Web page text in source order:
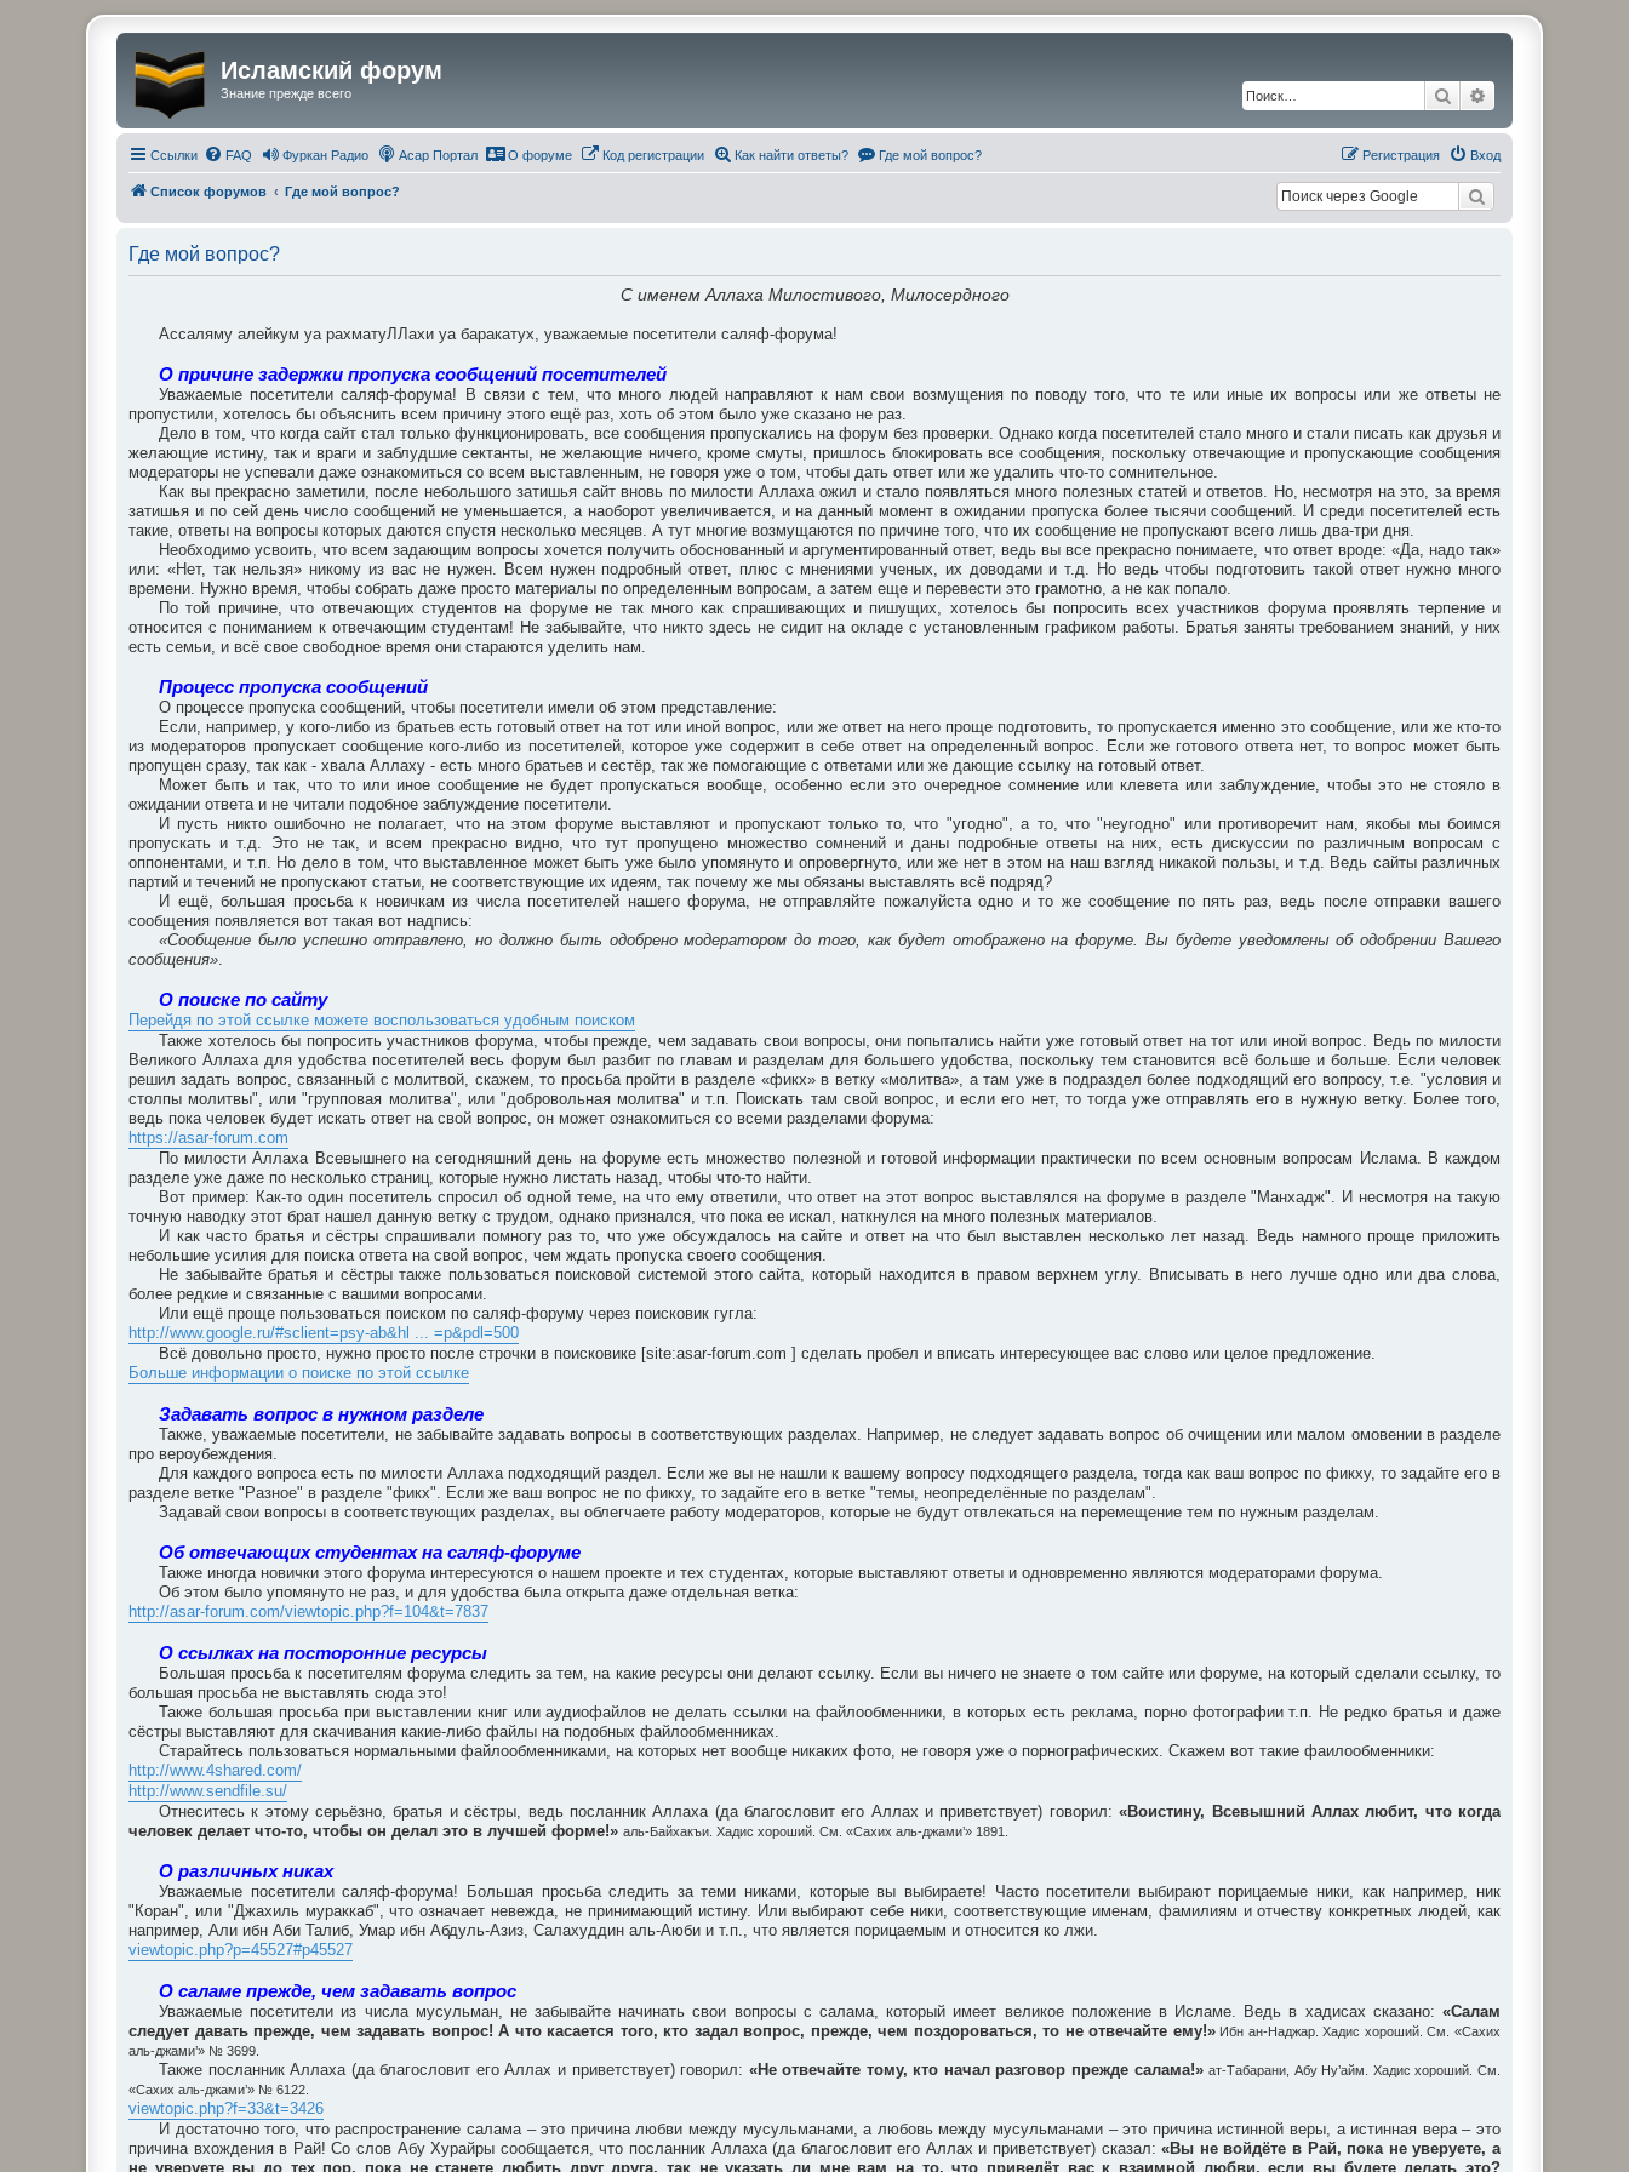
Исламский форум
Знание прежде всего Поиск
Ссылки FAQ Фуркан Радио Асар Портал О форуме Код регистрации Как найти ответы? Где мой вопрос? Вход
Регистрация
Список форумов Где мой вопрос?
Где мой вопрос?
С именем Аллаха Милостивого, Милосердного
Ассаляму алейкум уа рахматуЛЛахи уа баракатух, уважаемые посетители саляф-форума!
О причине задержки пропуска сообщений посетителей
Уважаемые посетители саляф-форума! В связи с тем, что много людей направляют к нам свои возмущения по поводу того, что те или иные их вопросы или же ответы не
пропустили, хотелось бы объяснить всем причину этого ещё раз, хоть об этом было уже сказано не раз.
Дело в том, что когда сайт стал только функционировать, все сообщения пропускались на форум без проверки. Однако когда посетителей стало много и стали писать как друзья и
желающие истину, так и враги и заблудшие сектанты, не желающие ничего, кроме смуты, пришлось блокировать все сообщения, поскольку отвечающие и пропускающие сообщения
модераторы не успевали даже ознакомиться со всем выставленным, не говоря уже о том, чтобы дать ответ или же удалить что-то сомнительное.
Как вы прекрасно заметили, после небольшого затишья сайт вновь по милости Аллаха ожил и стало появляться много полезных статей и ответов. Но, несмотря на это, за время
затишья и по сей день число сообщений не уменьшается, а наоборот увеличивается, и на данный момент в ожидании пропуска более тысячи сообщений. И среди посетителей есть
такие, ответы на вопросы которых даются спустя несколько месяцев. А тут многие возмущаются по причине того, что их сообщение не пропускают всего лишь два-три дня.
Необходимо усвоить, что всем задающим вопросы хочется получить обоснованный и аргументированный ответ, ведь вы все прекрасно понимаете, что ответ вроде: «Да, надо так»
или: «Нет, так нельзя» никому из вас не нужен. Всем нужен подробный ответ, плюс с мнениями ученых, их доводами и т.д. Но ведь чтобы подготовить такой ответ нужно много
времени. Нужно время, чтобы собрать даже просто материалы по определенным вопросам, а затем еще и перевести это грамотно, а не как попало.
По той причине, что отвечающих студентов на форуме не так много как спрашивающих и пишущих, хотелось бы попросить всех участников форума проявлять терпение и
относится с пониманием к отвечающим студентам! Не забывайте, что никто здесь не сидит на окладе с установленным графиком работы. Братья заняты требованием знаний, у них
есть семьи, и всё свое свободное время они стараются уделить нам.
Процесс пропуска сообщений
О процессе пропуска сообщений, чтобы посетители имели об этом представление:
Если, например, у кого-либо из братьев есть готовый ответ на тот или иной вопрос, или же ответ на него проще подготовить, то пропускается именно это сообщение, или же кто-то
из модераторов пропускает сообщение кого-либо из посетителей, которое уже содержит в себе ответ на определенный вопрос. Если же готового ответа нет, то вопрос может быть
пропущен сразу, так как - хвала Аллаху - есть много братьев и сестёр, так же помогающие с ответами или же дающие ссылку на готовый ответ.
Может быть и так, что то или иное сообщение не будет пропускаться вообще, особенно если это очередное сомнение или клевета или заблуждение, чтобы это не стояло в
ожидании ответа и не читали подобное заблуждение посетители.
И пусть никто ошибочно не полагает, что на этом форуме выставляют и пропускают только то, что "угодно", а то, что "неугодно" или противоречит нам, якобы мы боимся
пропускать и т.д. Это не так, и всем прекрасно видно, что тут пропущено множество сомнений и даны подробные ответы на них, есть дискуссии по различным вопросам с
оппонентами, и т.п. Но дело в том, что выставленное может быть уже было упомянуто и опровергнуто, или же нет в этом на наш взгляд никакой пользы, и т.д. Ведь сайты различных
партий и течений не пропускают статьи, не соответствующие их идеям, так почему же мы обязаны выставлять всё подряд?
И ещё, большая просьба к новичкам из числа посетителей нашего форума, не отправляйте пожалуйста одно и то же сообщение по пять раз, ведь после отправки вашего
сообщения появляется вот такая вот надпись:
«Сообщение было успешно отправлено, но должно быть одобрено модератором до того, как будет отображено на форуме. Вы будете уведомлены об одобрении Вашего
сообщения»
О поиске по сайту
Перейдя по этой ссылке можете воспользоваться удобным поиском
Также хотелось бы попросить участников форума, чтобы прежде, чем задавать свои вопросы, они попытались найти уже готовый ответ на тот или иной вопрос. Ведь по милости
Великого Аллаха для удобства посетителей весь форум был разбит по главам и разделам для большего удобства, поскольку тем становится всё больше и больше. Если человек
решил задать вопрос, связанный с молитвой, скажем, то просьба пройти в разделе «фикх» в ветку «молитва», а там уже в подраздел более подходящий его вопросу, т.е. "условия и
столпы молитвы", или "групповая молитва", или "добровольная молитва" и т.п. Поискать там свой вопрос, и если его нет, то тогда уже отправлять его в нужную ветку. Более того,
ведь пока человек будет искать ответ на свой вопрос, он может ознакомиться со всеми разделами форума:
https://asar-forum.com
По милости Аллаха Всевышнего на сегодняшний день на форуме есть множество полезной и готовой информации практически по всем основным вопросам Ислама. В каждом
разделе уже даже по несколько страниц, которые нужно листать назад, чтобы что-то найти.
Вот пример: Как-то один посетитель спросил об одной теме, на что ему ответили, что ответ на этот вопрос выставлялся на форуме в разделе "Манхадж". И несмотря на такую
точную наводку этот брат нашел данную ветку с трудом, однако признался, что пока ее искал, наткнулся на много полезных материалов.
И как часто братья и сёстры спрашивали помногу раз то, что уже обсуждалось на сайте и ответ на что был выставлен несколько лет назад. Ведь намного проще приложить
небольшие усилия для поиска ответа на свой вопрос, чем ждать пропуска своего сообщения.
Не забывайте братья и сёстры также пользоваться поисковой системой этого сайта, который находится в правом верхнем углу. Вписывать в него лучше одно или два слова,
более редкие и связанные с вашими вопросами.
Или ещё проще пользоваться поиском по саляф-форуму через поисковик гугла:
http://www.google.ru/#sclient=psy-ab&hl ... =p&pdl=500
Всё довольно просто, нужно просто после строчки в поисковике [site:asar-forum.com ] сделать пробел и вписать интересующее вас слово или целое предложение.
Больше информации о поиске по этой ссылке
Задавать вопрос в нужном разделе
Также, уважаемые посетители, не забывайте задавать вопросы в соответствующих разделах. Например, не следует задавать вопрос об очищении или малом омовении в разделе
про вероубеждения.
Для каждого вопроса есть по милости Аллаха подходящий раздел. Если же вы не нашли к вашему вопросу подходящего раздела, тогда как ваш вопрос по фикху, то задайте его в
разделе ветке "Разное" в разделе "фикх". Если же ваш вопрос не по фикху, то задайте его в ветке "темы, неопределённые по разделам".
Задавай свои вопросы в соответствующих разделах, вы облегчаете работу модераторов, которые не будут отвлекаться на перемещение тем по нужным разделам.
Об отвечающих студентах на саляф-форуме
Также иногда новички этого форума интересуются о нашем проекте и тех студентах, которые выставляют ответы и одновременно являются модераторами форума.
Об этом было упомянуто не раз, и для удобства была открыта даже отдельная ветка:
http://asar-forum.com/viewtopic.php?f=104&t=7837
О ссылках на посторонние ресурсы
Большая просьба к посетителям форума следить за тем, на какие ресурсы они делают ссылку. Если вы ничего не знаете о том сайте или форуме, на который сделали ссылку, то
большая просьба не выставлять сюда это!
Также большая просьба при выставлении книг или аудиофайлов не делать ссылки на файлообменники, в которых есть реклама, порно фотографии т.п. Не редко братья и даже
сёстры выставляют для скачивания какие-либо файлы на подобных файлообменниках.
Старайтесь пользоваться нормальными файлообменниками, на которых нет вообще никаких фото, не говоря уже о порнографических. Скажем вот такие фаилообменники:
http://www.4shared.com/
http://www.sendfile.su/
Отнеситесь к этому серьёзно, братья и сёстры, ведь посланник Аллаха (да благословит его Аллах и приветствует) говорил:«Воистину, Всевышний Аллах любит, что когда
человек делает что-то, чтобы он делал это в лучшей форме!» аль-Байхакъи. Хадис хороший. См. «Сахих аль-джами’» 1891.
О различных никах
Уважаемые посетители саляф-форума! Большая просьба следить за теми никами, которые вы выбираете! Часто посетители выбирают порицаемые ники, как например, ник
"Коран", или "Джахиль мураккаб", что означает невежда, не принимающий истину. Или выбирают себе ники, соответствующие именам, фамилиям и отчеству конкретных людей, как
например, Али ибн Аби Талиб, Умар ибн Абдуль-Азиз, Салахуддин аль-Аюби и т.п., что является порицаемым и относится ко лжи.
viewtopic.php?p=45527#p45527
О саламе прежде, чем задавать вопрос
Уважаемые посетители из числа мусульман, не забывайте начинать свои вопросы с салама, который имеет великое положение в Исламе. Ведь в хадисах сказано: «Салам
следует давать прежде, чем задавать вопрос! А что касается того, кто задал вопрос, прежде, чем поздороваться, то не отвечайте ему!»Ибн ан-Наджар. Хадис хороший. См. «Сахих
аль-джами’» № 3699.
Также посланник Аллаха (да благословит его Аллах и приветствует) говорил: «Не отвечайте тому, кто начал разговор прежде салама!» ат-Табарани, Абу Ну’айм. Хадис хороший. См.
«Сахих аль-джами’» № 6122.
viewtopic.php?f=33&t=3426
И достаточно того, что распространение салама – это причина любви между мусульманами, а любовь между мусульманами – это причина истинной веры, а истинная вера – это
причина вхождения в Рай! Со слов Абу Хурайры сообщается, что посланник Аллаха (да благословит его Аллах и приветствует) сказал:«Вы не войдёте в Рай, пока не уверуете, а
не уверуете вы до тех пор, пока не станете любить друг друга, так не указать ли мне вам на то, что приведёт вас к взаимной любви, если вы будете делать это?